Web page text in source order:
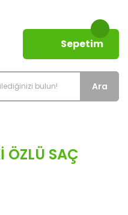
Ara
Sepetim
ÖZLÜ SAÇ